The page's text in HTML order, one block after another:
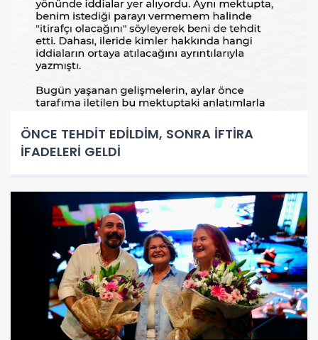
ÖNCE TEHDİT EDİLDİM, SONRA İFTİRA
İFADELERİ GELDİ